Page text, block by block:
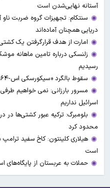
آستانه نهایی‌شدن است
سنتکام: تجهیزات گروه ضربت ناو
دریایی همچنان آماده‌اند
امارت از هدف قرارگرفتن یک
زلنسکی درباره تامین ماهانه
رسیدیم
سقوط بالگرد «سیکورسکی اس-۶۴» آمریکا
مسرور بارزانی: نمی خواهیم
اسرائیل نداریم
بلومبرگ: ترکیه عبور کشتی‌ها در
محدود کرد
هیلاری کلینتون: کاخ سفید
است
حملات به عربستان از پایگاه‌های